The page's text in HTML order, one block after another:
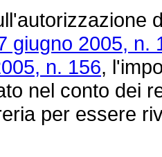
giugno 2005, n.
n. 156,
nel conto dei
per essere